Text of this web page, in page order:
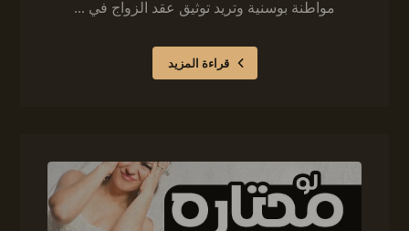
مواطنة بوسنية وتريد توثيق عقد الزواج في ...
قراءة المزيد